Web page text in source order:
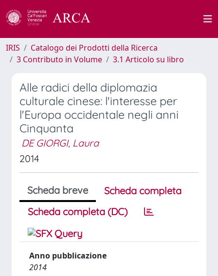
IRIS
Catalogo dei Prodotti della Ricerca
3 Contributo in Volume
3.1 Articolo su libro
Alle radici della diplomazia
culturale cinese: l'interesse per
l'Europa occidentale negli anni
Cinquanta
DE GIORGI, Laura
2014
Scheda breve
Scheda completa
Scheda completa (DC)
Anno pubblicazione
2014